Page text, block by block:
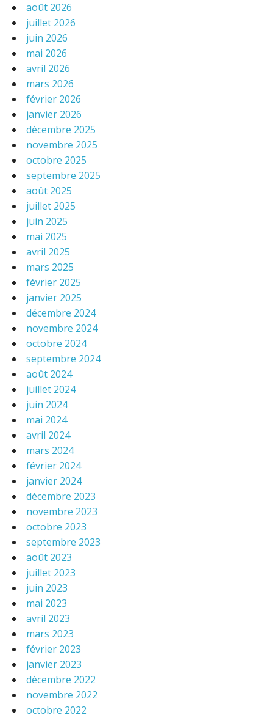
août 2026
juillet 2026
juin 2026
mai 2026
avril 2026
mars 2026
février 2026
janvier 2026
décembre 2025
novembre 2025
octobre 2025
septembre 2025
août 2025
juillet 2025
juin 2025
mai 2025
avril 2025
mars 2025
février 2025
janvier 2025
décembre 2024
novembre 2024
octobre 2024
septembre 2024
août 2024
juillet 2024
juin 2024
mai 2024
avril 2024
mars 2024
février 2024
janvier 2024
décembre 2023
novembre 2023
octobre 2023
septembre 2023
août 2023
juillet 2023
juin 2023
mai 2023
avril 2023
mars 2023
février 2023
janvier 2023
décembre 2022
novembre 2022
octobre 2022